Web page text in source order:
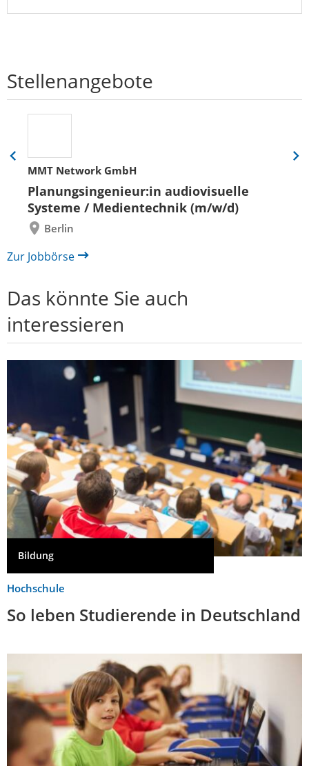
Stellenangebote
MMT Network GmbH
Planungsingenieur:in audiovisuelle
Systeme / Medientechnik (m/w/d)
Berlin
Eine
Folie
zurück
Eine
Zur Jobbörse
Das könnte Sie auch
interessieren
Bildung
Hochschule
So leben Studierende in Deutschland